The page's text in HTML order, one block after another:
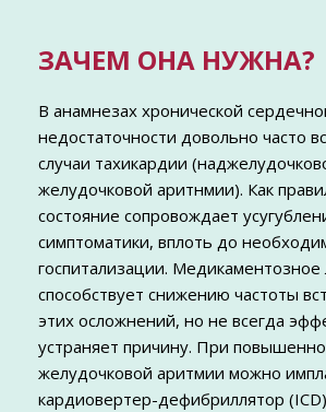
ЗАЧЕМ ОНА НУЖНА?
В анамнезах хронической
недостаточности довольно часто
случаи тахикардии
желудочковой аритнмии). Как
состояние сопровождает
симптоматики, вплоть до
госпитализации. Медикаментозное
способствует снижению частоты
этих осложнений, но не всегда
устраняет причину. При
желудочковой аритмии можно
кардиовертер-дефибриллятор